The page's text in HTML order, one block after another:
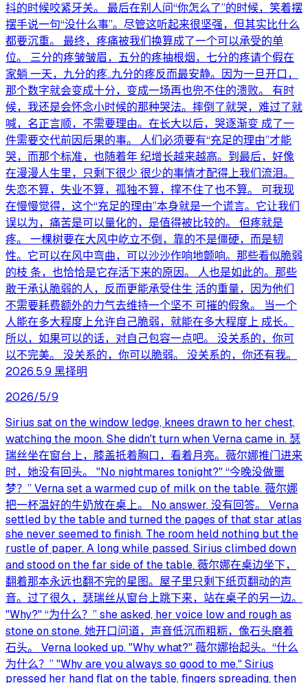
抖的时候咬紧牙关。 最后在别人问“你怎么了”的时候，笑着摆
摆手说一句“没什么事”。尽管这听起来很坚强，但其实比什么
都要沉重。 最终，疼痛被我们换算成了一个可以承受的单
位。 三分的疼皱皱眉，五分的疼抽根烟，七分的疼请个假在
家躺 一天，九分的疼..九分的疼反而最安静。因为一旦开口，
那个数字就会变成十分，变成一场再也兜不住的溃败。 有时
候，我还是会怀念小时候的那种哭法。摔倒了就哭，难过了就
喊，名正言顺，不需要理由。在长大以后，哭逐渐变 成了一
件需要交代前因后果的事。 人们必须要有“充足的理由”才能
哭，而那个标准，也随着年 纪增长越来越高。到最后，好像
在漫漫人生里，只剩下很少 很少的事情才配得上我们流泪。
失恋不算，失业不算，孤独不算，撑不住了也不算。 可我现
在慢慢觉得，这个“充足的理由”本身就是一个谎言。它让我们
误以为，痛苦是可以量化的，是值得被比较的。 但疼就是
疼。 一棵树要在大风中屹立不倒，靠的不是僵硬，而是韧
性。它可以在风中弯曲，可以沙沙作响地颤响。那些看似脆弱
的枝 条，也恰恰是它存活下来的原因。 人也是如此的。那些
敢于承认脆弱的人，反而更能承受住生 活的重量，因为他们
不需要耗费额外的力气去维持一个坚不 可摧的假象。 当一个
人能在多大程度上允许自己脆弱，就能在多大程度上 成长。
所以，如果可以的话，对自己包容一点吧。 没关系的，你可
以不完美。 没关系的，你可以脆弱。 没关系的，你还有我。
2026.5.9 黑择明
2026/5/9
Sirius sat on the window ledge, knees drawn to her chest,
watching the moon. She didn't turn when Verna came in. 瑟
瑞丝坐在窗台上，膝盖抵着胸口，看着月亮。薇尔娜推门进来
时，她没有回头。 "No nightmares tonight?" “今晚没做噩
梦？” Verna set a warmed cup of milk on the table. 薇尔娜
把一杯温好的牛奶放在桌上。 No answer. 没有回答。 Verna
settled by the table and turned the pages of that star atlas
she never seemed to finish. The room held nothing but the
rustle of paper. A long while passed. Sirius climbed down
and stood on the far side of the table. 薇尔娜在桌边坐下，
翻着那本永远也翻不完的星图。屋子里只剩下纸页翻动的声
音。过了很久，瑟瑞丝从窗台上跳下来，站在桌子的另一边。
"Why?" “为什么？” she asked, her voice low and rough as
stone on stone. 她开口问道，声音低沉而粗粝，像石头磨着
石头。 Verna looked up. "Why what?" 薇尔娜抬起头。“什么
为什么？” "Why are you always so good to me." Sirius
pressed her hand flat on the table, fingers spreading, then